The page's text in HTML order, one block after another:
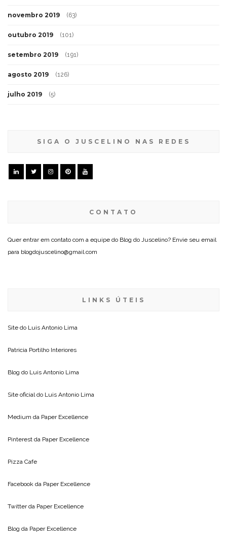
novembro 2019 (63)
outubro 2019 (101)
setembro 2019 (191)
agosto 2019 (126)
julho 2019 (5)
SIGA O JUSCELINO NAS REDES
CONTATO
Quer entrar em contato com a equipe do Blog do Juscelino? Envie seu email
para blogdojuscelino@gmail.com
LINKS ÚTEIS
Site do Luis Antonio Lima
Patricia Portilho Interiores
Blog do Luis Antonio Lima
Site oficial do Luis Antonio Lima
Medium da Paper Excellence
Pinterest da Paper Excellence
Pizza Cafe
Facebook da Paper Excellence
Twitter da Paper Excellence
Blog da Paper Excellence